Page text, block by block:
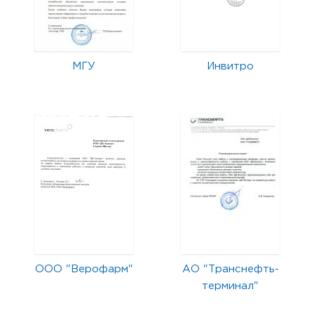
МГУ Инвитро
ООО "Верофарм"
АО "Транснефть-
терминал"